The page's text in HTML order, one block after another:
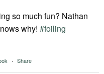
so much fun? Nathan
why! #foiling
· Share